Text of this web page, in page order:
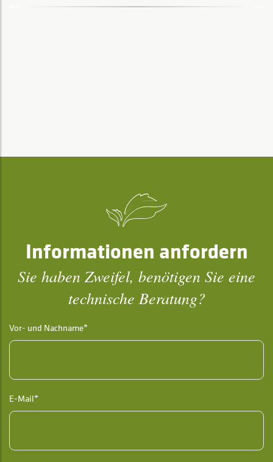
Informationen anfordern
Sie haben Zweifel, benötigen Sie eine
technische Beratung?
Vor- und Nachname*
E-Mail*